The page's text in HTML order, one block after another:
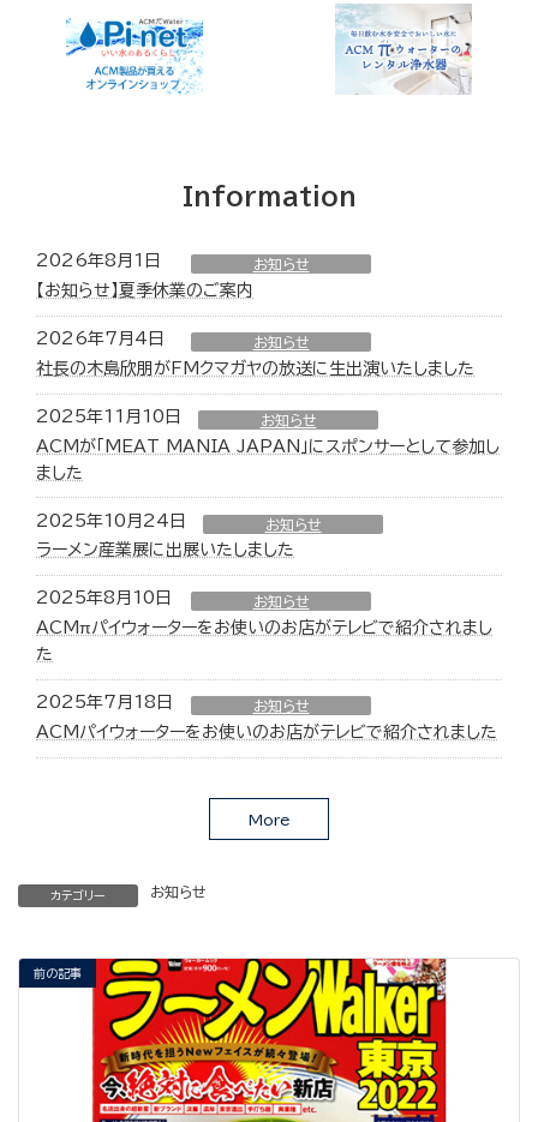
Information
2026年8月1日 お知らせ
【お知らせ】夏季休業のご案内
2026年7月4日 お知らせ
社長の木島欣朋がFMクマガヤの放送に生出演いたしました
2025年11月10日 お知らせ
ACMが「MEAT MANIA JAPAN」にスポンサーとして参加し
ました
2025年10月24日 お知らせ
ラーメン産業展に出展いたしました
2025年8月10日 お知らせ
ACMπパイウォーターをお使いのお店がテレビで紹介されまし
た
2025年7月18日 お知らせ
ACMパイウォーターをお使いのお店がテレビで紹介されました
More
カテゴリー お知らせ
前の記事